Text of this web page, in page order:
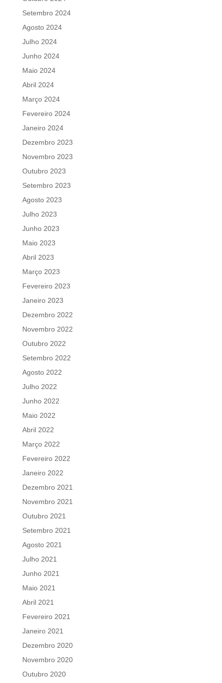
Setembro 2024
Agosto 2024
Julho 2024
Junho 2024
Maio 2024
Abril 2024
Março 2024
Fevereiro 2024
Janeiro 2024
Dezembro 2023
Novembro 2023
Outubro 2023
Setembro 2023
Agosto 2023
Julho 2023
Junho 2023
Maio 2023
Abril 2023
Março 2023
Fevereiro 2023
Janeiro 2023
Dezembro 2022
Novembro 2022
Outubro 2022
Setembro 2022
Agosto 2022
Julho 2022
Junho 2022
Maio 2022
Abril 2022
Março 2022
Fevereiro 2022
Janeiro 2022
Dezembro 2021
Novembro 2021
Outubro 2021
Setembro 2021
Agosto 2021
Julho 2021
Junho 2021
Maio 2021
Abril 2021
Fevereiro 2021
Janeiro 2021
Dezembro 2020
Novembro 2020
Outubro 2020